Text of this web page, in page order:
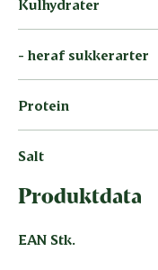
Kulhydrater
- heraf sukkerarter
Protein
Salt
Produktdata
EAN Stk.